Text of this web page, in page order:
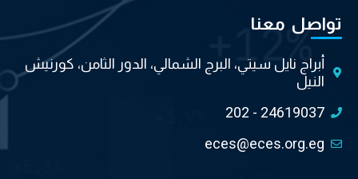
تواصل معنا
أبراج نايل سيتي، البرج الشمالي، الدور الثامن، كورنيش
النيل
202 - 24619037
eces@eces.org.eg